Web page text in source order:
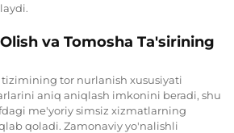
va Tomosha Ta'sirining
tor nurlanish xususiyati
aniq aniqlash imkonini beradi, shu
me'yoriy simsiz xizmatlarning
qoladi. Zamonaviy yo'nalishli